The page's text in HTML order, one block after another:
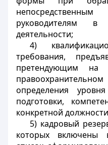
руководителям в
деятельности;
4)
требования,
претендующим на
определения
подготовки,
конкретной
5) кадровый
которых включены